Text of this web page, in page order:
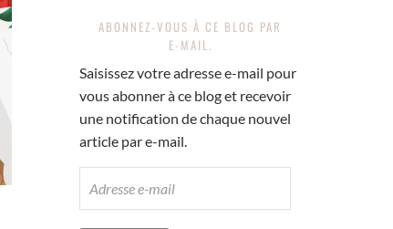
ABONNEZ-VOUS À CE BLOG PAR
E-MAIL.
Saisissez votre adresse e-mail pour
vous abonner à ce blog et recevoir
une notification de chaque nouvel
article par e-mail.
MAIL